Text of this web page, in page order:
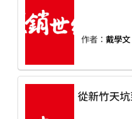
作者： 戴學文